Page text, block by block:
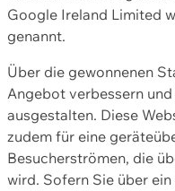
Google Ireland Limited
genannt.
Über die gewonnenen
Angebot verbessern
ausgestalten. Diese
zudem für eine
Besucherströmen, die
wird. Sofern Sie über